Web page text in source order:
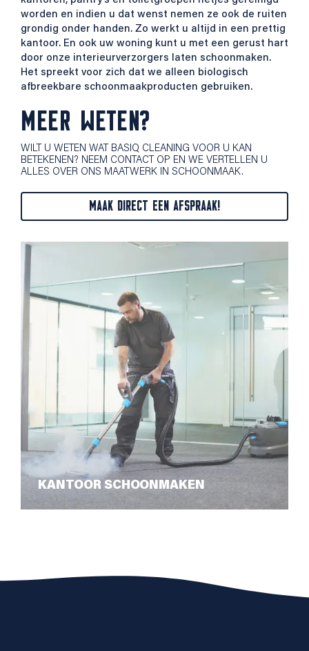
worden en indien u dat wenst nemen ze ook de ruiten
grondig onder handen. Zo werkt u altijd in een prettig
kantoor. En ook uw woning kunt u met een gerust hart
door onze interieurverzorgers laten schoonmaken.
Het spreekt voor zich dat we alleen biologisch
afbreekbare schoonmaakproducten gebruiken.
MEER WETEN?
WILT U WETEN WAT BASIQ CLEANING VOOR U KAN
BETEKENEN? NEEM CONTACT OP EN WE VERTELLEN U
ALLES OVER ONS MAATWERK IN SCHOONMAAK.
MAAK DIRECT EEN AFSPRAAK!
KANTOOR SCHOONMAKEN